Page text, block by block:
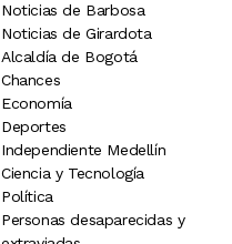
Noticias de Barbosa
Noticias de Girardota
Alcaldía de Bogotá
Chances
Economía
Deportes
Independiente Medellín
Ciencia y Tecnología
Política
Personas desaparecidas y